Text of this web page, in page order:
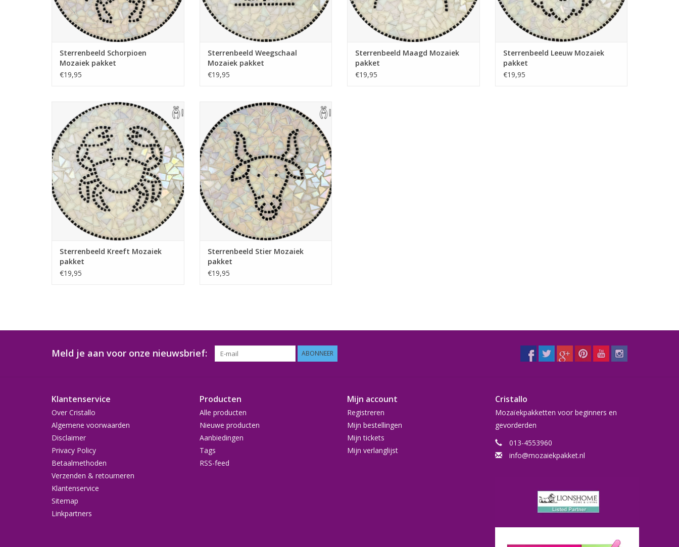
Sterrenbeeld Schorpioen
Mozaiek pakket
€19,95
Sterrenbeeld Weegschaal
Mozaiek pakket
€19,95
Sterrenbeeld Maagd Mozaiek
pakket
€19,95
Sterrenbeeld Leeuw Mozaiek
pakket
€19,95
Compleet mozaïekpakket. Te gebruiken
als pannen-onderzetter, theelichthouder,
wandbord of hapjesplank. Met gratis
handige pincet. Wieltjestang nodig, deze is
evt. mee te bestellen.
TOEVOEGEN AAN WINKELWAGEN
Sterrenbeeld Kreeft Mozaiek
pakket
€19,95
Compleet mozaïekpakket. Te gebruiken
als pannen-onderzetter, theelichthouder,
wandbord of hapjesplank. Met gratis
handige pincet. Wieltjestang nodig, deze is
evt. mee te bestellen.
TOEVOEGEN AAN WINKELWAGEN
Sterrenbeeld Stier Mozaiek
pakket
€19,95
Meld je aan voor onze nieuwsbrief: ABONNEER
Klantenservice
Over Cristallo
Algemene voorwaarden
Disclaimer
Privacy Policy
Betaalmethoden
Verzenden & retourneren
Klantenservice
Sitemap
Linkpartners
Producten
Alle producten
Nieuwe producten
Aanbiedingen
Tags
RSS-feed
Mijn account
Registreren
Mijn bestellingen
Mijn tickets
Mijn verlanglijst
Cristallo
Mozaïekpakketten voor beginners en
gevorderden
013-4553960
info@mozaiekpakket.nl